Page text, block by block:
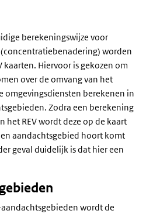
berekeningswijze voor
worden
kaarten. Hiervoor is gekozen om
over de omvang van het
omgevingsdiensten berekenen in
Zodra een berekening
het REV wordt deze op de kaart
aandachtsgebied hoort komt
geval duidelijk is dat hier een
wordt de